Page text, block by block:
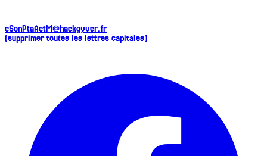
cSonPtaActM@hackgyver.fr
(supprimer toutes les lettres capitales)